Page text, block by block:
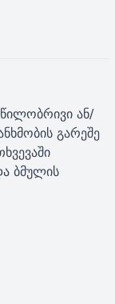
ან/
გარეშე
ბმულის